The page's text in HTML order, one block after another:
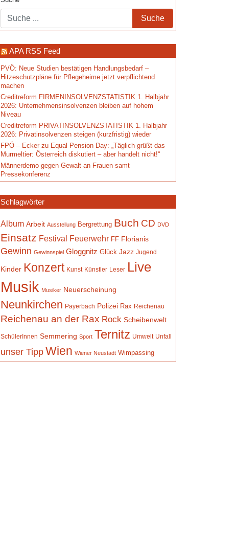
APA RSS Feed
PVÖ: Neue Studien bestätigen Handlungsbedarf –
Hitzeschutzpläne für Pflegeheime jetzt verpflichtend
machen
Creditreform FIRMENINSOLVENZSTATISTIK 1. Halbjahr
2026: Unternehmensinsolvenzen bleiben auf hohem
Niveau
Creditreform PRIVATINSOLVENZSTATISTIK 1. Halbjahr
2026: Privatinsolvenzen steigen (kurzfristig) wieder
FPÖ – Ecker zu Equal Pension Day: „Täglich grüßt das
Murmeltier: Österreich diskutiert – aber handelt nicht!“
Männerdemo gegen Gewalt an Frauen samt
Pressekonferenz
Schlagwörter
Album Arbeit Ausstellung Bergrettung Buch CD DVD
Einsatz Festival Feuerwehr FF Florianis
Gewinn Gewinnspiel Gloggnitz Glück Jazz Jugend
Kinder Konzert Kunst Künstler Leser Live
Musik Musiker Neuerscheinung
Neunkirchen Payerbach Polizei Rax Reichenau
Reichenau an der Rax Rock Scheibenwelt
SchülerInnen Semmering Sport Ternitz Umwelt Unfall
unser TippWien Wiener Neustadt Wimpassing